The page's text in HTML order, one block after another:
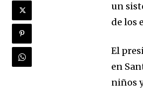
un
de los
El
en
niños